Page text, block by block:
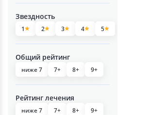
Звездность
1 2 3 4 5
Общий рейтинг
ниже 7 7+ 8+ 9+
Рейтинг лечения
ниже 7 7+ 8+ 9+